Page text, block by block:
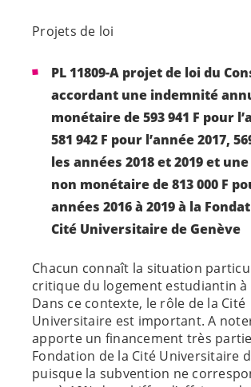
Projets de loi
PL 11809-A projet de loi du
accordant une indemnité
monétaire de 593 941 F pour
581 942 F pour l’année 2017,
les années 2018 et 2019 et
non monétaire de 813 000 F
années 2016 à 2019 à la
Cité Universitaire de Genève
Chacun connaît la situation
critique du logement estudiantin à
Dans ce contexte, le rôle de la Cité
Universitaire est important. A
apporte un financement très
Fondation de la Cité Universitaire
puisque la subvention ne